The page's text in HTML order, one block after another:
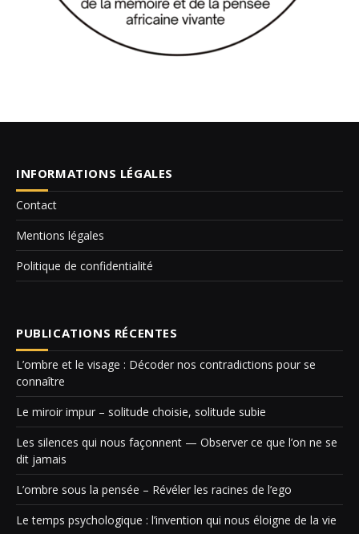
INFORMATIONS LÉGALES
Contact
Mentions légales
Politique de confidentialité
PUBLICATIONS RÉCENTES
L’ombre et le visage : Décoder nos contradictions pour se
connaître
Le miroir impur – solitude choisie, solitude subie
Les silences qui nous façonnent — Observer ce que l’on ne se
dit jamais
L’ombre sous la pensée – Révéler les racines de l’ego
Le temps psychologique : l’invention qui nous éloigne de la vie